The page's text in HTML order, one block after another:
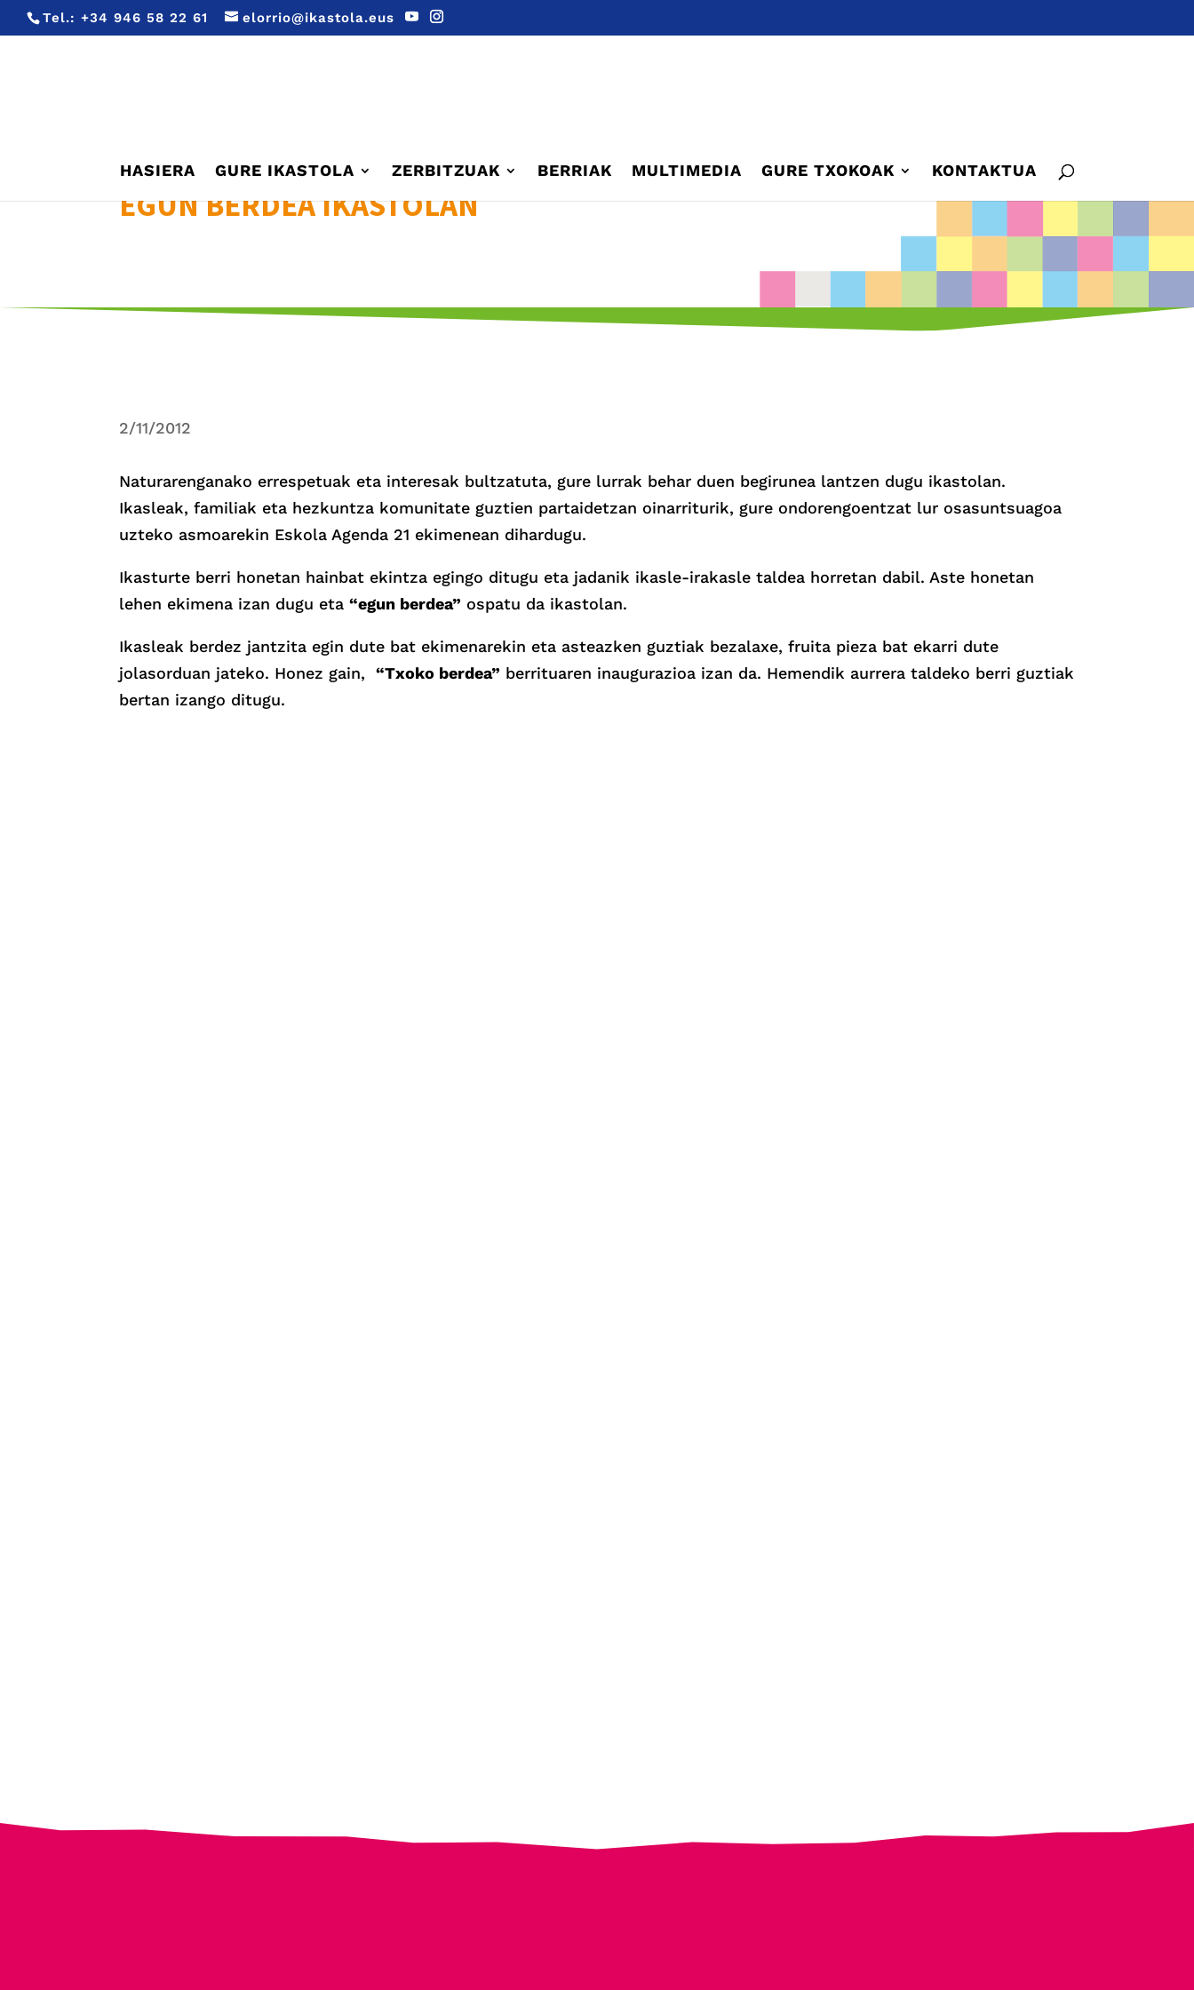
Tel.: +34 946 58 22 61 elorrio@ikastola.eus
HASIERA GURE IKASTOLA ZERBITZUAK BERRIAK MULTIMEDIA GURE TXOKOAK KONTAKTUA
EGUN BERDEA IKASTOLAN
2/11/2012
Naturarenganako errespetuak eta interesak bultzatuta, gure lurrak behar duen begirunea lantzen dugu ikastolan.
Ikasleak, familiak eta hezkuntza komunitate guztien partaidetzan oinarriturik, gure ondorengoentzat lur osasuntsuagoa
uzteko asmoarekin Eskola Agenda 21 ekimenean dihardugu.
Ikasturte berri honetan hainbat ekintza egingo ditugu eta jadanik ikasle-irakasle taldea horretan dabil. Aste honetan
lehen ekimena izan dugu eta“egun berdea” ospatu da ikastolan.
Ikasleak berdez jantzita egin dute bat ekimenarekin eta asteazken guztiak bezalaxe, fruita pieza bat ekarri dute
jolasorduan jateko. Honez gain,“Txoko berdea” berrituaren inaugurazioa izan da. Hemendik aurrera taldeko berri guztiak
bertan izango ditugu.